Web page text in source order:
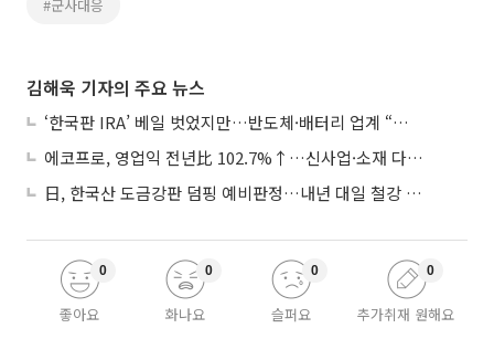
#군사대응
김해욱 기자의 주요 뉴스
‘한국판 IRA’ 베일 벗었지만…반도체·배터리 업계 “시행령이 관건”
에코프로, 영업익 전년比 102.7%↑…신사업·소재 다각화 박차
日, 한국산 도금강판 덤핑 예비판정…내년 대일 철강 수출 ‘빨간불’
좋아요
0
화나요
0
슬퍼요
0
추가취재 원해요
0